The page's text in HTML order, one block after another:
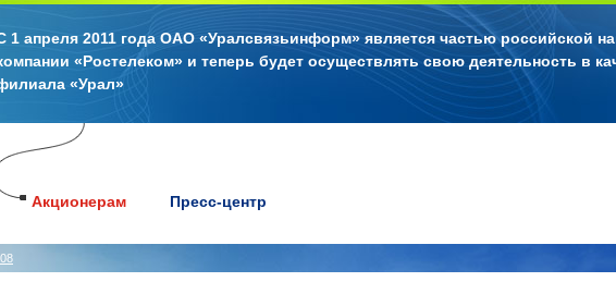
1 апреля 2011 года ОАО «Уралсвязьинформ» является частью российской
«Ростелеком» и теперь будет осуществлять свою деятельность в
«Урал»
Акционерам Пресс-центр